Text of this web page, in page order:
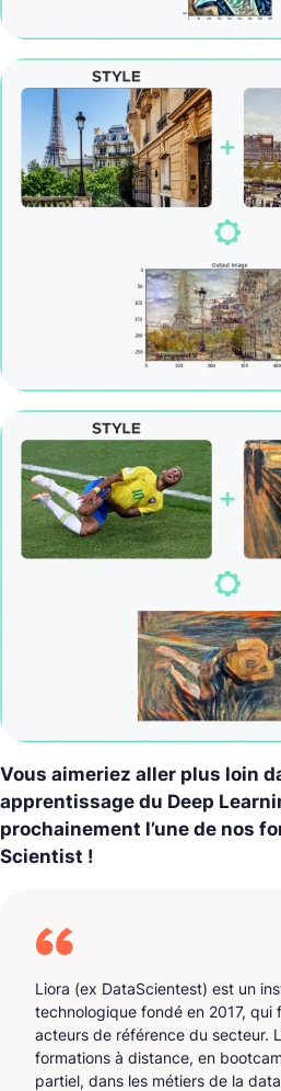
Vous aimeriez aller plus loin
apprentissage du Deep
prochainement l’une de nos
Scientist !
Liora (ex DataScientest) est un
technologique fondé en 2017, qui
acteurs de référence du secteur.
formations à distance, en
partiel, dans les métiers de la